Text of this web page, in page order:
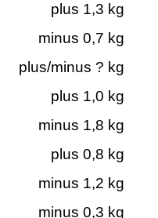
plus 1,3 kg
minus 0,7 kg
plus/minus ? kg
plus 1,0 kg
minus 1,8 kg
plus 0,8 kg
minus 1,2 kg
minus 0,3 kg